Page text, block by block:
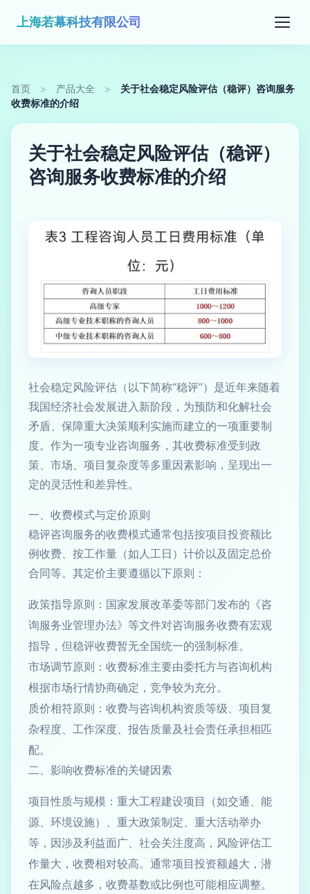
上海若幕科技有限公司
首页 > 产品大全 >
关于社会稳定风险评估（稳评）咨询服务
收费标准的介绍
关于社会稳定风险评估（稳评）
咨询服务收费标准的介绍
社会稳定风险评估（以下简称“稳评”）是近年来随着
我国经济社会发展进入新阶段，为预防和化解社会
矛盾、保障重大决策顺利实施而建立的一项重要制
度。作为一项专业咨询服务，其收费标准受到政
策、市场、项目复杂度等多重因素影响，呈现出一
定的灵活性和差异性。
一、收费模式与定价原则
稳评咨询服务的收费模式通常包括按项目投资额比
例收费、按工作量（如人工日）计价以及固定总价
合同等。其定价主要遵循以下原则：
政策指导原则：国家发展改革委等部门发布的《咨
询服务业管理办法》等文件对咨询服务收费有宏观
指导，但稳评收费暂无全国统一的强制标准。
市场调节原则：收费标准主要由委托方与咨询机构
根据市场行情协商确定，竞争较为充分。
质价相符原则：收费与咨询机构资质等级、项目复
杂程度、工作深度、报告质量及社会责任承担相匹
配。
二、影响收费标准的关键因素
项目性质与规模：重大工程建设项目（如交通、能
源、环境设施）、重大政策制定、重大活动举办
等，因涉及利益面广、社会关注度高，风险评估工
作量大，收费相对较高。通常项目投资额越大，潜
在风险点越多，收费基数或比例也可能相应调整。